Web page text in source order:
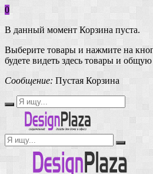
0
В данный момент Корзина пуста.
Выберите товары и нажмите на
будете видеть здесь товары и
Сообщение: Пустая Корзина